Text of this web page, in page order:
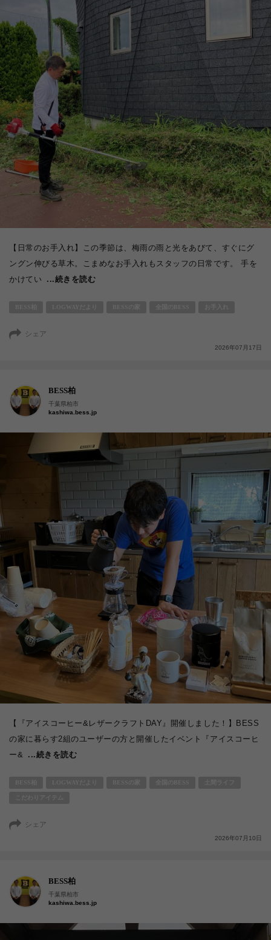
【日常のお手入れ】この季節は、梅雨の雨と光をあびて、すぐにグ
ングン伸びる草木。こまめなお手入れもスタッフの日常です。 手を
かけてい
...続きを読む
シェア
2026年07月17日
BESS柏
千葉県柏市
kashiwa.bess.jp
【『アイスコーヒー&レザークラフトDAY』開催しました！】BESS
の家に暮らす2組のユーザーの方と開催したイベント『アイスコーヒ
ー& ...続きを読む
シェア
2026年07月10日
BESS柏
千葉県柏市
kashiwa.bess.jp